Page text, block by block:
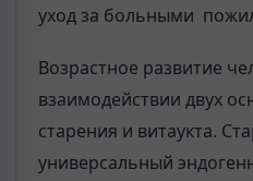
уход за больными
Возрастное развитие
взаимодействии двух
старения и витаукта.
универсальный